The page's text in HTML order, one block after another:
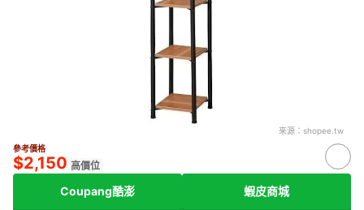
來源： shopee.tw
參考價格
$2,150 高價位
Coupang酷澎 蝦皮商城